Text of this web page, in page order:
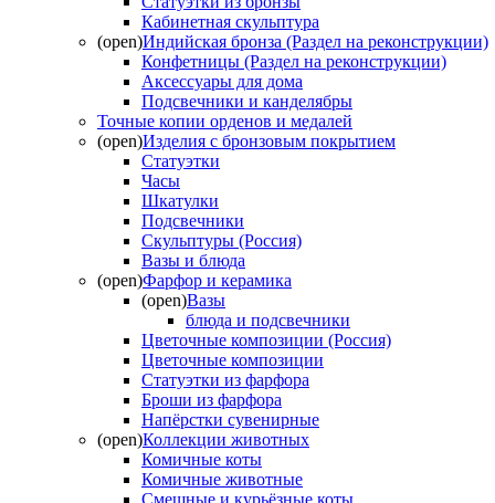
Кабинетная скульптура
(open)Индийская бронза (Раздел на реконструкции)
Конфетницы (Раздел на реконструкции)
Аксессуары для дома
Подсвечники и канделябры
Точные копии орденов и медалей
(open)Изделия с бронзовым покрытием
Статуэтки
Часы
Шкатулки
Подсвечники
Скульптуры (Россия)
Вазы и блюда
(open)Фарфор и керамика
(open)Вазы
блюда и подсвечники
Цветочные композиции (Россия)
Цветочные композиции
Статуэтки из фарфора
Броши из фарфора
Напёрстки сувенирные
(open)Коллекции животных
Комичные коты
Комичные животные